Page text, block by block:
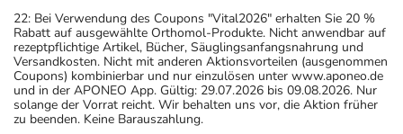
22: Bei Verwendung des Coupons "Vital2026" erhalten Sie 20 %
Rabatt auf ausgewählte Orthomol-Produkte. Nicht anwendbar auf
rezeptpflichtige Artikel, Bücher, Säuglingsanfangsnahrung und
Versandkosten. Nicht mit anderen Aktionsvorteilen (ausgenommen
Coupons) kombinierbar und nur einzulösen unter www.aponeo.de
und in der APONEO App. Gültig: 29.07.2026 bis 09.08.2026. Nur
solange der Vorrat reicht. Wir behalten uns vor, die Aktion früher
zu beenden. Keine Barauszahlung.